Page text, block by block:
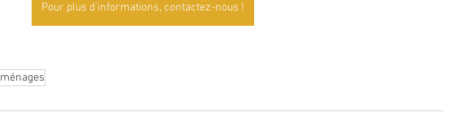
Pour plus d'informations, contactez-nous !
ménages